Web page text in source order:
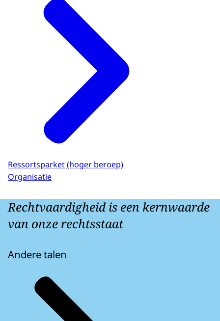
Ressortsparket (hoger beroep)
Organisatie
Rechtvaardigheid is een kernwaarde
van onze rechtsstaat
Andere talen